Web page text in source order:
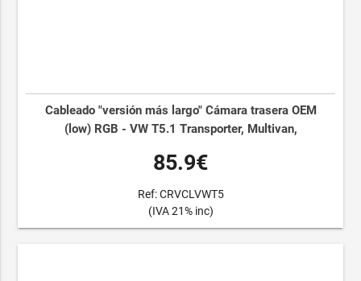
Cableado "versión más largo" Cámara trasera OEM
(low) RGB - VW T5.1 Transporter, Multivan,
85.9€
Ref: CRVCLVWT5
(IVA 21% inc)